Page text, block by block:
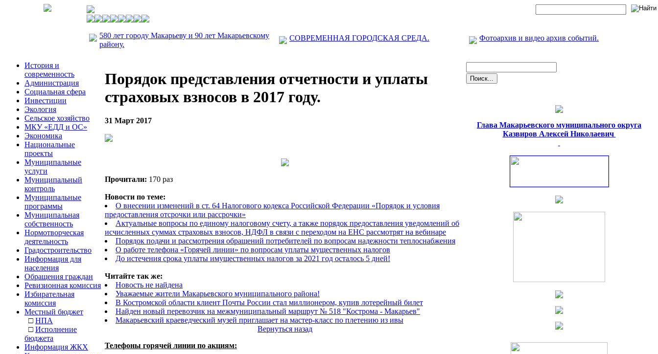
580 лет городу Макарьеву и 90 лет Макарьевскому
району.
СОВРЕМЕННАЯ ГОРОДСКАЯ СРЕДА. Фотоархив и видео архив событий.
История и
современность
Администрация
Социальная сфера
Инвестиции
Экология
Сельское хозяйство
МКУ «ЕДД и ОС»
Экономика
Национальные
проекты
Муниципальные
услуги
Муниципальный
контроль
Муниципальные
программы
Муниципальная
собственность
Нормотворческая
деятельность
Градостроительство
Информация для
населения
Обращения граждан
Ревизионная комиссия
Избирательная
комиссия
Местный бюджет
□ НПА
□ Исполнение
бюджета
Информация ЖКХ
Порядок представления отчетности и уплаты
страховых взносов в 2017 году.
31 Март 2017
Прочитали: 170 раз
Новости по теме:
О внесении изменений в ст. 64 Налогового кодекса Российской Федерации «Порядок и условия
предоставления отсрочки или рассрочки»
Актуальные вопросы по единому налоговому счету, а также порядок предоставления уведомлений об
исчисленных суммах страховых взносов, НДФЛ в связи с переходом на ЕНС рассмотрят на вебинаре
Порядок подачи и рассмотрения обращений потребителей по вопросам надежности теплоснабжения
О работе телефона «Горячей линии» по вопросам уплаты мущественных налогов
До истечения срока уплаты имущественных налогов за 2021 год осталось 5 дней!
Читайте так же:
Новость не найдена
Уважаемые жители Макарьевского муниципального района!
В Костромской области клиент Почты России стал миллионером, купив лотерейный билет
Найден новый перевозчик на межмуниципальный маршрут № 518 "Кострома - Макарьев"
Макарьевский краеведческий музей приглашает на мастер-класс по плетению из ивы
Вернуться назад
Телефоны горячей линии по акциям:
Глава Макарьевского муниципального округа
Казвиров Алексей Николаевич